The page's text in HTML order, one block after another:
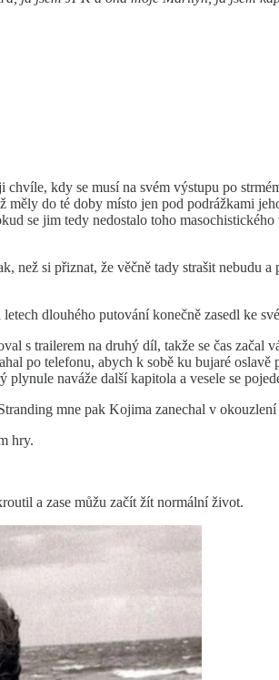
kdy se musí na svém výstupu po
měly do té doby místo jen pod podrážkami
se jim tedy nedostalo toho
než si přiznat, že věčně tady strašit
dlouhého putování konečně zasedl ke
s trailerem na druhý díl, takže se čas začal
po telefonu, abych k sobě ku bujaré
naváže další kapitola a vesele se
mne pak Kojima zanechal v
hry.
a zase můžu začít žít normální život.